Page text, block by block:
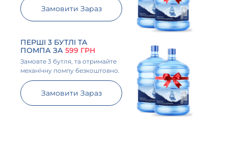
Замовити Зараз
ПЕРШІ 3 БУТЛІ ТА
ПОМПА ЗА 599 ГРН
Замовте 3 бутля, та отримайте
механічну помпу безкоштовно.
Замовити Зараз